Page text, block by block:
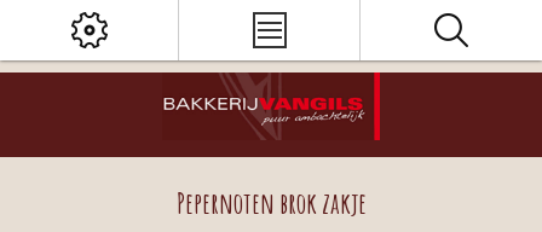
Pepernoten brok zakje